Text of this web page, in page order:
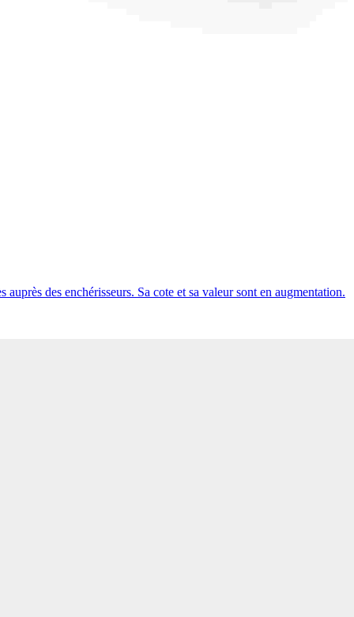
des enchérisseurs. Sa cote et sa valeur sont en augmentation.